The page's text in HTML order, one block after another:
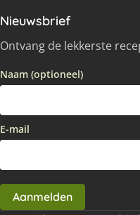
Nieuwsbrief
Ontvang de lekkerste
Naam (optioneel)
E-mail
Aanmelden